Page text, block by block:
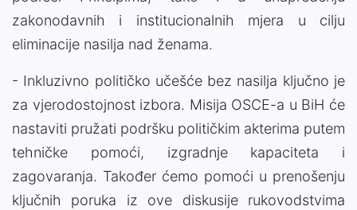
zakonodavnih i institucionalnih mjera u cilju
eliminacije nasilja nad ženama.
- Inkluzivno političko učešće bez nasilja ključno je
za vjerodostojnost izbora. Misija OSCE-a u BiH će
nastaviti pružati podršku političkim akterima putem
tehničke pomoći, izgradnje kapaciteta i
zagovaranja. Također ćemo pomoći u prenošenju
ključnih poruka iz ove diskusije rukovodstvima